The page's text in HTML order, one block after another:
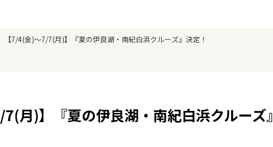
【7/4(金)～7/7(月)】『夏の伊良湖・南紀白浜クルーズ』決定！
7(月)】『夏の伊良湖・南紀白浜クルーズ』